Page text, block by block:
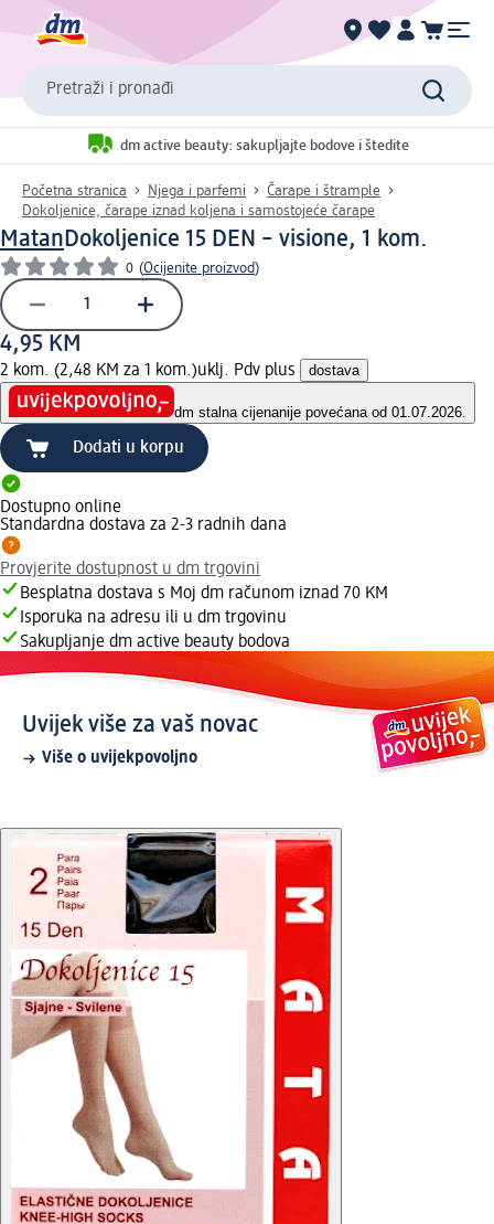
Pretraži i pronađi
dm active beauty: sakupljajte bodove i štedite
Početna stranica Njega i parfemi
Čarape i štrample
Dokoljenice, čarape iznad koljena i samostojeće čarape
MatanDokoljenice 15 DEN – visione, 1 kom.
0 (Ocijenite proizvod)
4,95 KM
2 kom. (2,48 KM za 1 kom.)uklj. Pdv plus dostava
dm stalna cijenanije povećana od 01.07.2026.
Dodati u korpu
Dostupno online
Standardna dostava za 2-3 radnih dana
Provjerite dostupnost u dm trgovini
Besplatna dostava s Moj dm računom iznad 70 KM
Isporuka na adresu ili u dm trgovinu
Sakupljanje dm active beauty bodova
Uvijek više za vaš novac
Više o uvijekpovoljno